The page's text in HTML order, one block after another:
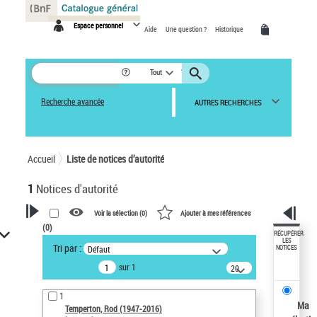
Espace personnel Aide Une question ? Historique
Tout
Recherche avancée AUTRES RECHERCHES
Accueil Liste de notices d’autorité
1 Notices d'autorité
VOTRE RECHERCHE
Recherche avancée dans les
notices d’autorité
Œuvres liées à l'auteur :
Temperton, Rod (1947-2016)
Voir la sélection (0) Ajouter à mes références
(0)
Tri par : Défaut
sur 1
20
résultats/page
1
Temperton, Rod (1947-2016)
RÉCUPÉRER
LES
NOTICES
Ma
Panneau de gestion des cookies